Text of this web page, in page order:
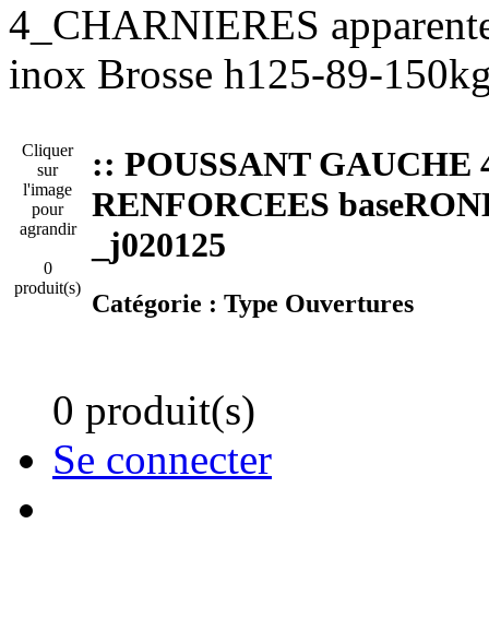
4_CHARNIERES
inox Brosse h125-89-
Cliquer
sur
l'image
pour
agrandir
0
produit(s)
:: POUSSANT GAUCHE
RENFORCEES
_j020125
Catégorie : Type Ouvertures
0 produit(s)
Se connecter